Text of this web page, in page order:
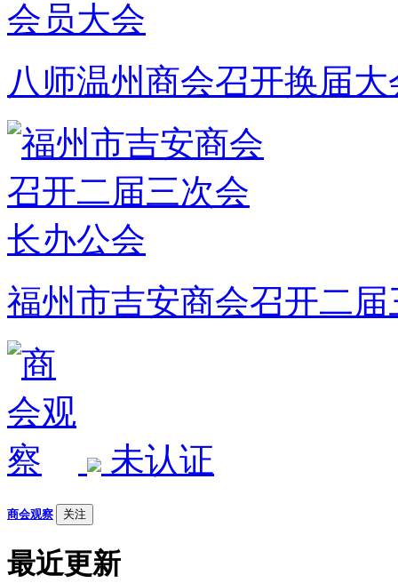
八师温州商会召开换届
福州市吉安商会召开二
未认证
商会观察 关注
最近更新